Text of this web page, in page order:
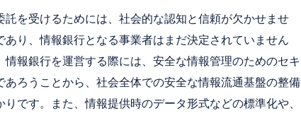
を受けるためには、社会的な認知と信頼が欠かせませ
り、情報銀行となる事業者はまだ決定されていません
報銀行を運営する際には、安全な情報管理のためのセキ
ろうことから、社会全体での安全な情報流通基盤の整備
です。また、情報提供時のデータ形式などの標準化や、